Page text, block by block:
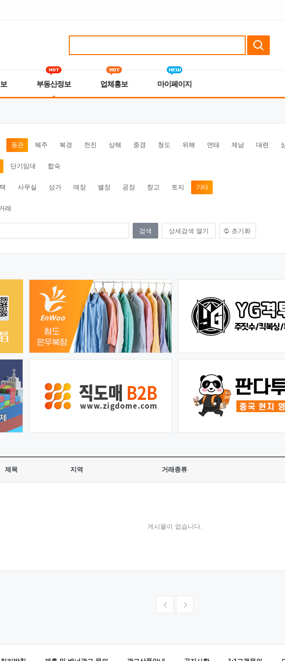
부동산정보 업체홍보 마이페이지
동관 혜주 북경 천진 상해 중경 청도 위해 연태 제남 대련
단기임대 합숙
사무실 상가 매장 별장 공장 창고 토지 기타
래
상세검색 열기 초기화
제목 지역 거래종류
게시물이 없습니다.